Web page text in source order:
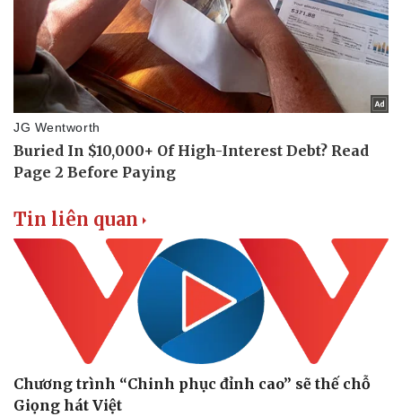
Doanh nghiệp
Thông tin doanh nghiệp
Doanh nghiệp 24h
Doanh nhân
Vì cộng đồng
Công nghệ
Sành điệu
Tin Công nghệ
Chuyển đổi số
Tin liên quan
Chương trình “Chinh phục đỉnh cao” sẽ thế chỗ
Giọng hát Việt